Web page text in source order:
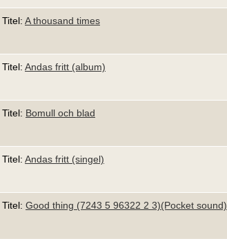
Titel: A thousand times
Titel: Andas fritt (album)
Titel: Bomull och blad
Titel: Andas fritt (singel)
Titel: Good thing (7243 5 96322 2 3)(Pocket sound)